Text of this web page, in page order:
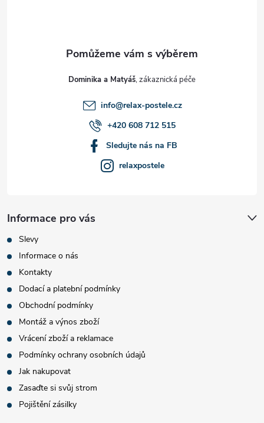
Dominika a Matyáš
info@relax-postele.cz
+420 608 712 515
Sledujte nás na FB
relaxpostele
Informace pro vás
Slevy
Informace o nás
Kontakty
Dodací a platební podmínky
Obchodní podmínky
Montáž a výnos zboží
Vrácení zboží a reklamace
Podmínky ochrany osobních údajů
Jak nakupovat
Zasaďte si svůj strom
Pojištění zásilky